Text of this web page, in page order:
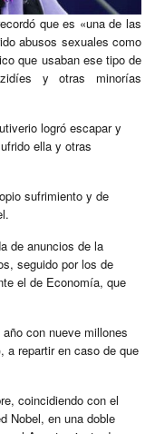
que es «una de las
abusos sexuales como
que usaban ese tipo de
y otras minorías
logró escapar y
ella y otras
sufrimiento y de
de anuncios de la
seguido por los de
el de Economía, que
con nueve millones
a repartir en caso de que
coincidiendo con el
Nobel, en una doble